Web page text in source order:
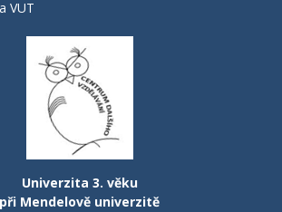
VUT
Univerzita 3. věku
při Mendelově univerzitě